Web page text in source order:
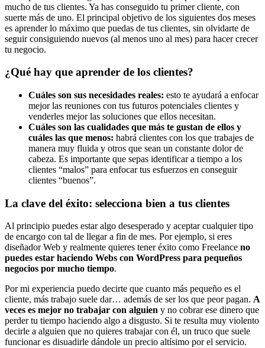
mucho de tus clientes. Ya has conseguido tu primer cliente, con
suerte más de uno. El principal objetivo de los siguientes dos meses
es aprender lo máximo que puedas de tus clientes, sin olvidarte de
seguir consiguiendo nuevos (al menos uno al mes) para hacer crecer
tu negocio.
¿Qué hay que aprender de los clientes?
Cuáles son sus necesidades reales: esto te ayudará a enfocar
mejor las reuniones con tus futuros potenciales clientes y
venderles mejor las soluciones que ellos necesitan.
Cuáles son las cualidades que más te gustan de ellos y
cuáles las que menos: habrá clientes con los que trabajes de
manera muy fluida y otros que sean un constante dolor de
cabeza. Es importante que sepas identificar a tiempo a los
clientes “malos” para enfocar tus esfuerzos en conseguir
clientes “buenos”.
La clave del éxito: selecciona bien a tus clientes
Al principio puedes estar algo desesperado y aceptar cualquier tipo
de encargo con tal de llegar a fin de mes. Por ejemplo, si eres
diseñador Web y realmente quieres tener éxito como Freelance no
puedes estar haciendo Webs con WordPress para pequeños
negocios por mucho tiempo.
Por mi experiencia puedo decirte que cuanto más pequeño es el
cliente, más trabajo suele dar… además de ser los que peor pagan. A
veces es mejor no trabajar con alguien y no cobrar ese dinero que
perder tu tiempo haciendo algo a disgusto. Si te resulta muy violento
decirle a alguien que no quieres trabajar con él, un truco que suele
funcionar es disuadirle dándole un precio altísimo por el servicio.